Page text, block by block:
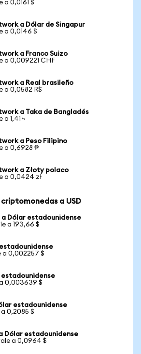
a 0,0161 $
a Dólar de Singapur
a 0,0146 $
a Franco Suizo
a 0,009221 CHF
a Real brasileño
a 0,0582 R$
a Taka de Bangladés
a 1,41 ৳
a Peso Filipino
a 0,6928 ₱
a Złoty polaco
a 0,0424 zł
a USD
a Dólar estadounidense
a 193,66 $
estadounidense
a 0,002257 $
estadounidense
0,003639 $
estadounidense
a 0,2085 $
Dólar estadounidense
a 0,0964 $